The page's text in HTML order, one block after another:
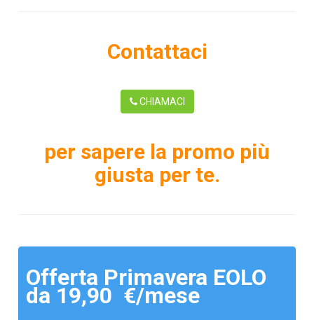
Contattaci
CHIAMACI
per sapere la promo più
giusta per te.
Offerta Primavera EOLO
da 19,90 €/mese